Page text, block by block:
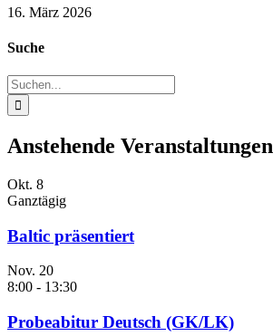
16. März 2026
Suche
Suche
nach:
Anstehende Veranstaltungen
Okt. 8
Ganztägig
Baltic präsentiert
Nov. 20
8:00 - 13:30
Probeabitur Deutsch (GK/LK)